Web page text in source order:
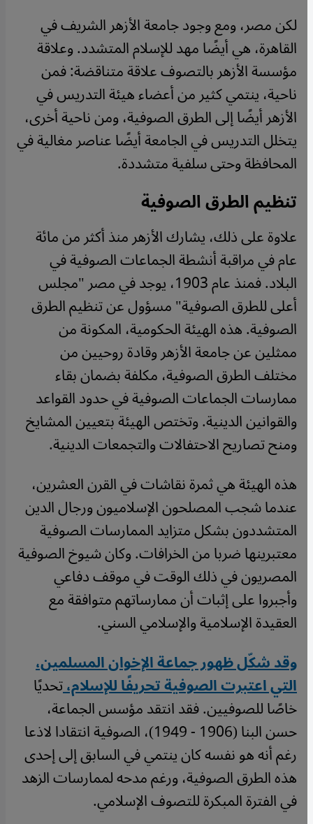
لكن مصر، ومع وجود جامعة الأزهر الشريف في
القاهرة، هي أيضًا مهد للإسلام المتشدد. وعلاقة
مؤسسة الأزهر بالتصوف علاقة متناقضة: فمن
ناحية، ينتمي كثير من أعضاء هيئة التدريس في
الأزهر أيضًا إلى الطرق الصوفية، ومن ناحية أخرى،
يتخلل التدريس في الجامعة أيضًا عناصر مغالية في
المحافظة وحتى سلفية متشددة.
تنظيم الطرق الصوفية
علاوة على ذلك، يشارك الأزهر منذ أكثر من مائة
عام في مراقبة أنشطة الجماعات الصوفية في
البلاد. فمنذ عام 1903، يوجد في مصر "مجلس
أعلى للطرق الصوفية" مسؤول عن تنظيم الطرق
الصوفية. هذه الهيئة الحكومية، المكونة من
ممثلين عن جامعة الأزهر وقادة روحيين من
مختلف الطرق الصوفية، مكلفة بضمان بقاء
ممارسات الجماعات الصوفية في حدود القواعد
والقوانين الدينية. وتختص الهيئة بتعيين المشايخ
ومنح تصاريح الاحتفالات والتجمعات الدينية.
هذه الهيئة هي ثمرة نقاشات في القرن العشرين،
عندما شجب المصلحون الإسلاميون ورجال الدين
المتشددون بشكل متزايد الممارسات الصوفية
معتبرينها ضربا من الخرافات. وكان شيوخ الصوفية
المصريون في ذلك الوقت في موقف دفاعي
وأجبروا على إثبات أن ممارساتهم متوافقة مع
العقيدة الإسلامية والإسلامي السني.
وقد شكّل ظهور جماعة الإخوان المسلمين،
التي اعتبرت الصوفية تحريفًا للإسلام،تحديًا
خاصًا للصوفيين. فقد انتقد مؤسس الجماعة،
حسن البنا (1906 - 1949)، الصوفية انتقادا لاذعا
رغم أنه هو نفسه كان ينتمي في السابق إلى إحدى
هذه الطرق الصوفية، ورغم مدحه لممارسات الزهد
في الفترة المبكرة للتصوف الإسلامي.